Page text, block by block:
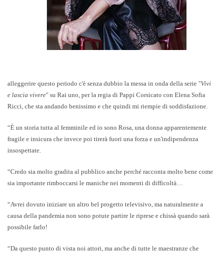
alleggerire questo periodo c'è senza dubbio la messa in onda della serie "Vivi
e lascia vivere" su Rai uno, per la regia di Pappi Corsicato con Elena Sofia
Ricci, che sta andando benissimo e che quindi mi riempie di soddisfazione.
“È un storia tutta al femminile ed io sono Rosa, una donna apparentemente
fragile e insicura che invece poi tirerà fuori una forza e un'indipendenza
insospettate.
“Credo sia molto gradita al pubblico anche perché racconta molto bene come
sia importante rimboccarsi le maniche nei momenti di difficoltà…
“Avrei dovuto iniziare un altro bel progetto televisivo, ma naturalmente a
causa della pandemia non sono potute partire le riprese e chissà quando sarà
possibile farlo!
“Da questo punto di vista noi attori, ma anche di tutte le maestranze che